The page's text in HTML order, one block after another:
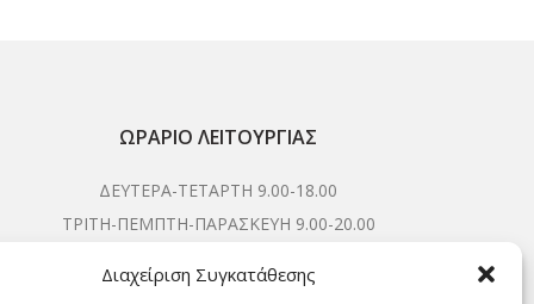
Διαχείριση Συγκατάθεσης
ΩΡΆΡΙΟ ΛΕΙΤΟΥΡΓΊΑΣ
ΔΕΥΤΕΡΑ-ΤΕΤΑΡΤΗ 9.00-18.00
ΤΡΙΤΗ-ΠΕΜΠΤΗ-ΠΑΡΑΣΚΕΥΗ 9.00-20.00